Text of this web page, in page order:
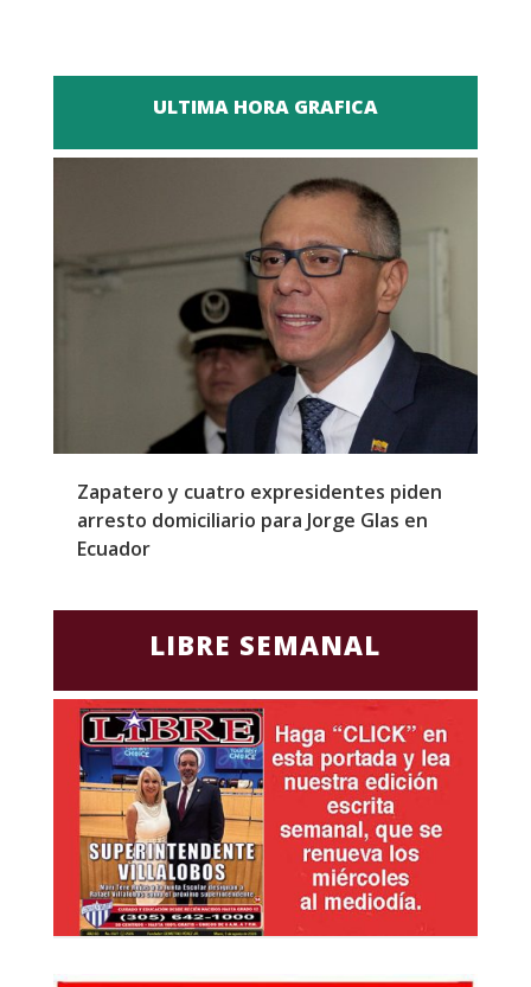
ULTIMA HORA GRAFICA
Zapatero y cuatro expresidentes piden
arresto domiciliario para Jorge Glas en
Ecuador
LIBRE SEMANAL